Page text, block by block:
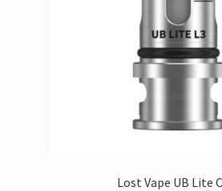
Lost Vape UB Lite